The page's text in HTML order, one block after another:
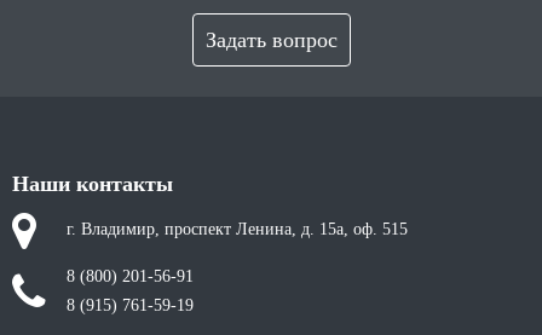
Задать вопрос
Наши контакты
г. Владимир, проспект Ленина, д. 15а, оф. 515
8 (800) 201-56-91
8 (915) 761-59-19